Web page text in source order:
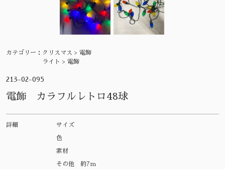
カテゴリー： クリスマス > 電飾
ライト > 電飾
213-02-095
電飾 カラフルレトロ48球
詳細 サイズ
色
素材
その他 約7ｍ